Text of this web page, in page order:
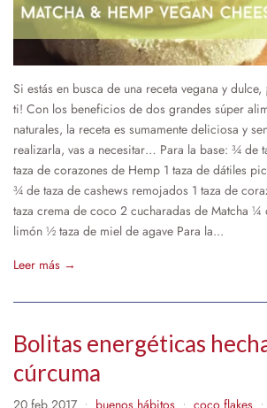
Si estás en busca de una receta vegana y dulce,
ti! Con los beneficios de dos grandes súper
naturales, la receta es sumamente deliciosa y
realizarla, vas a necesitar… Para la base: ¾ de
taza de corazones de Hemp 1 taza de dátiles
¾ de taza de cashews remojados 1 taza de
taza crema de coco 2 cucharadas de Matcha ¼
limón ½ taza de miel de agave Para la...
Leer más →
Bolitas energéticas
cúrcuma
20 feb 2017 • buenos hábitos • coco flakes •